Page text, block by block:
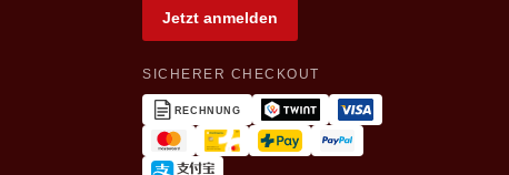
Jetzt anmelden
SICHERER CHECKOUT
RECHNUNG